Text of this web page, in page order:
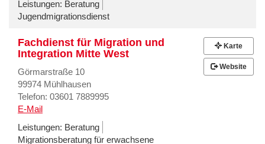
Leistungen: Beratung
Jugendmigrationsdienst
Fachdienst für Migration und
Integration Mitte West
Görmarstraße 10
99974 Mühlhausen
Telefon: 03601 7889995
E-Mail
Leistungen: Beratung
Migrationsberatung für erwachsene
Karte
Website